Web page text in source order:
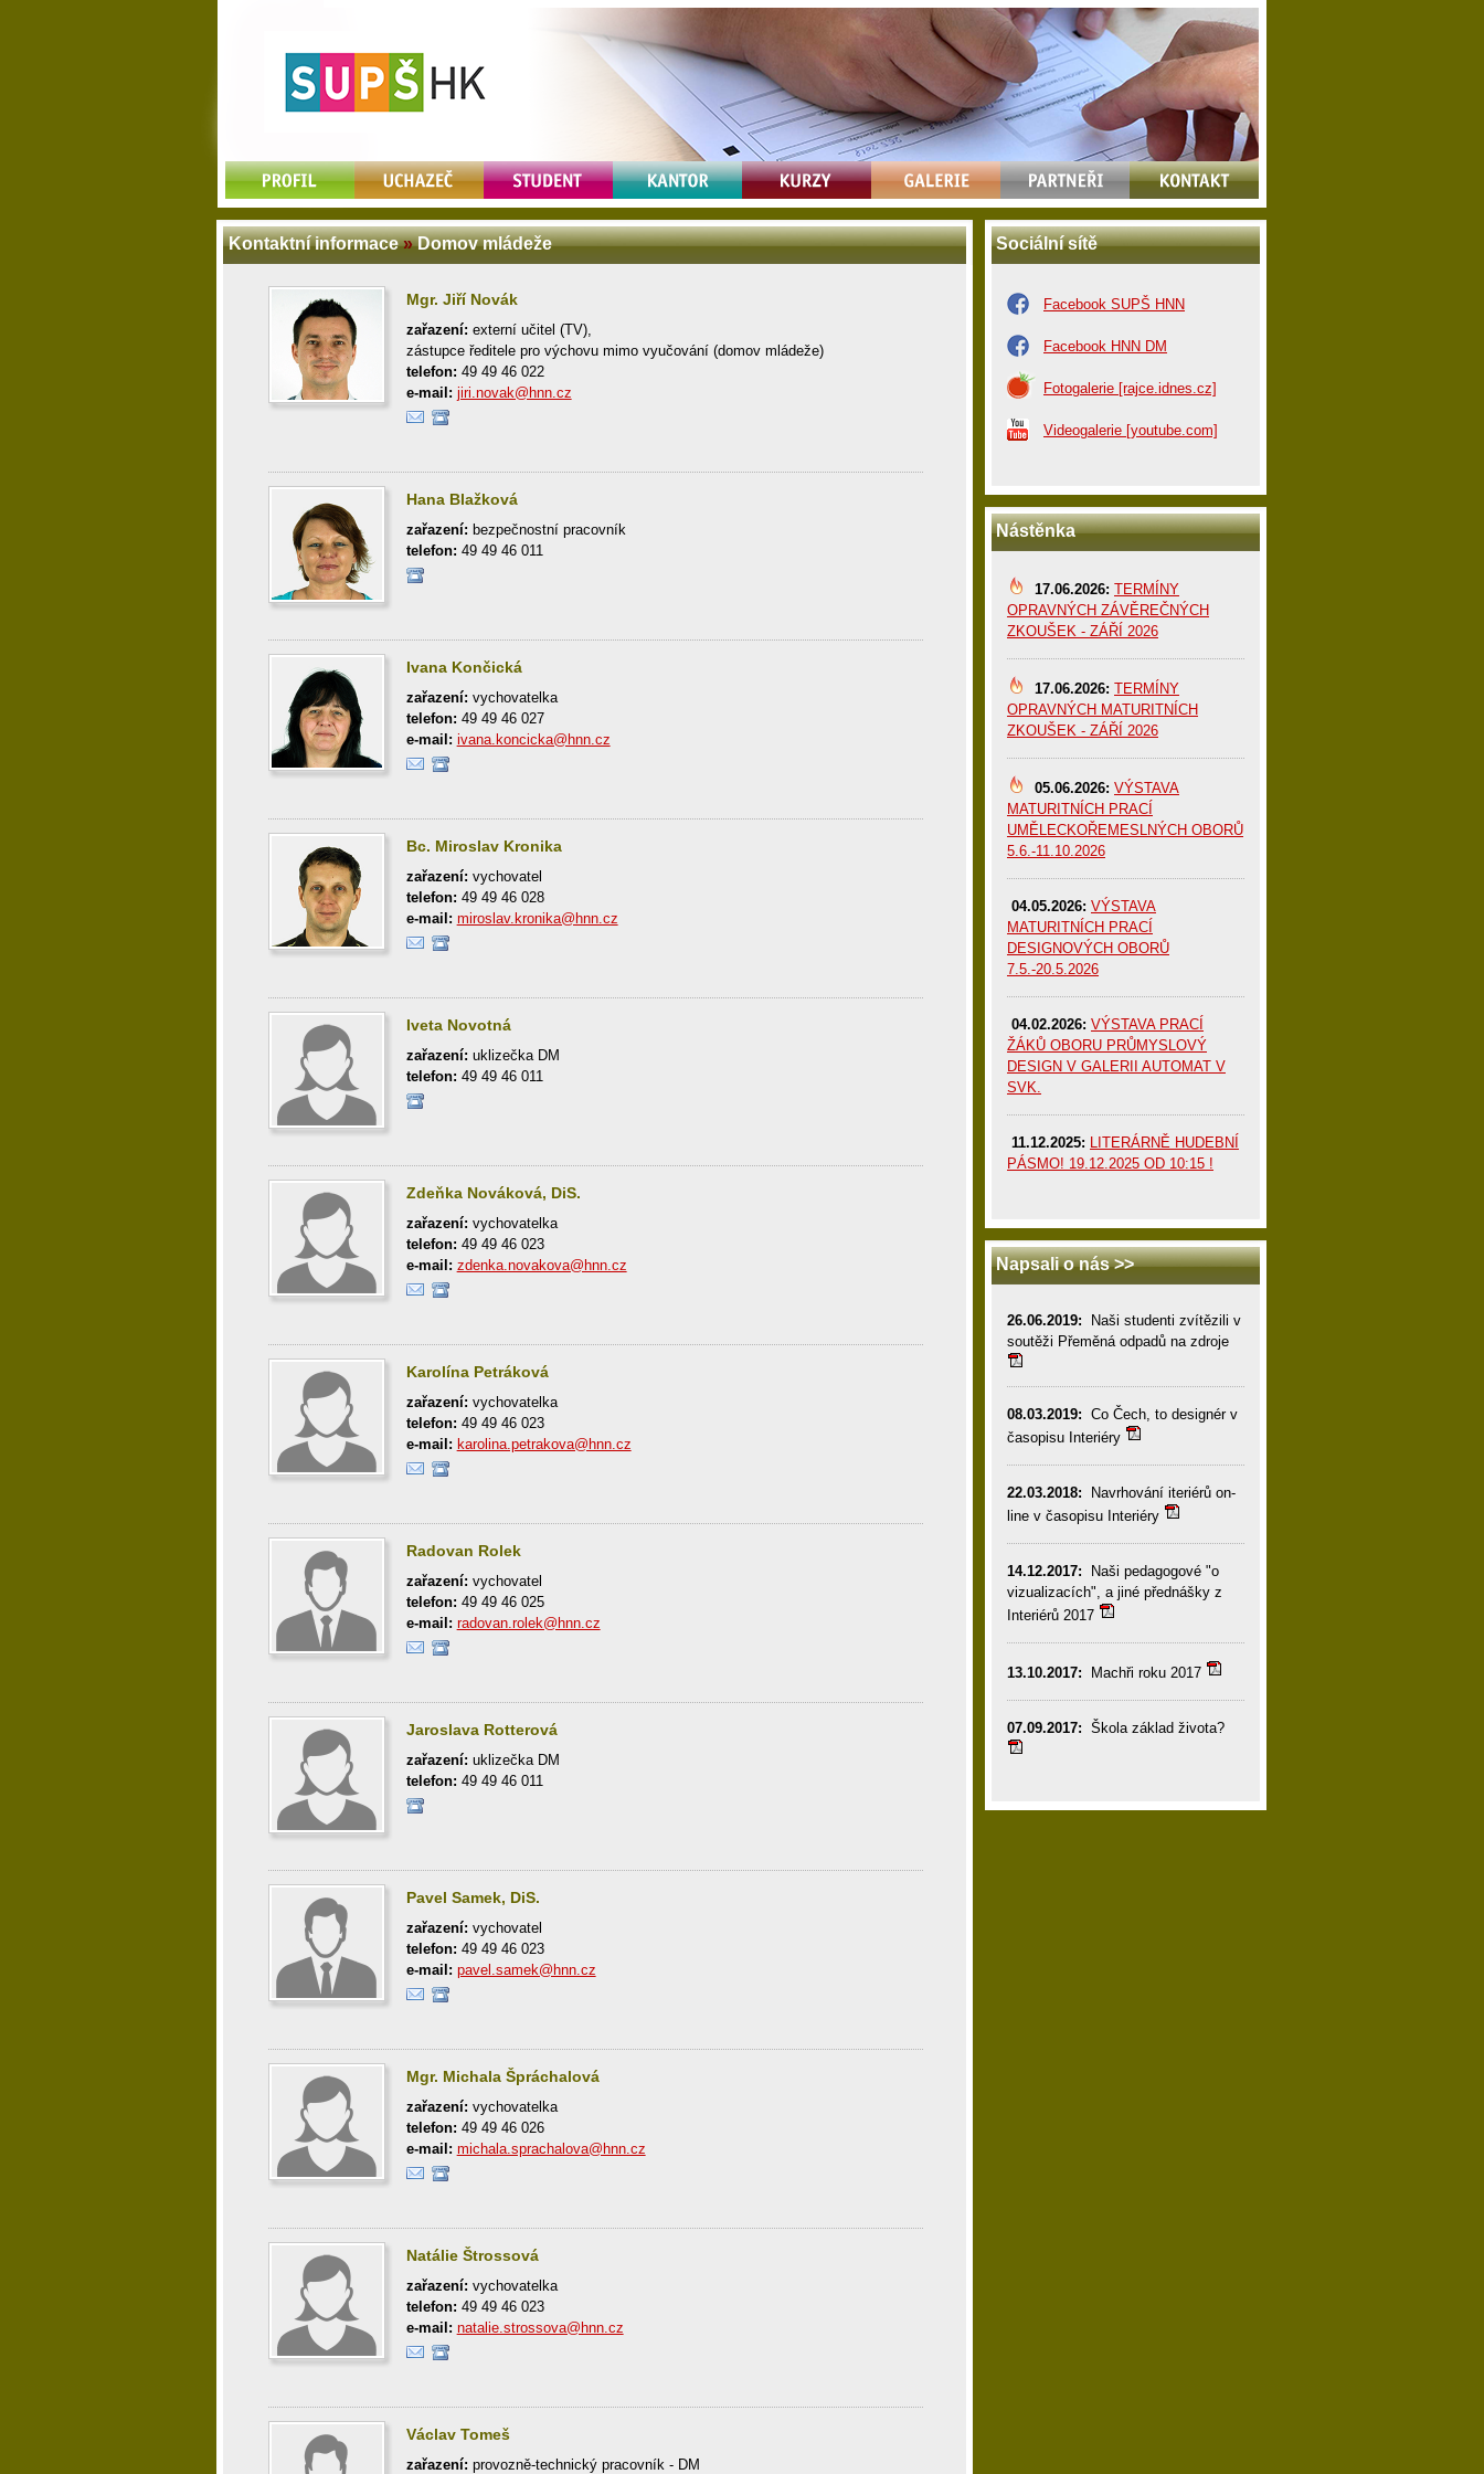
Kontaktní informace»Domov mládeže
Mgr. Jiří Novák
zařazení: externí učitel (TV),
zástupce ředitele pro výchovu mimo vyučování (domov mládeže)
telefon: 49 49 46 022
e-mail: jiri.novak@hnn.cz
Hana Blažková
zařazení: bezpečnostní pracovník
telefon: 49 49 46 011
Ivana Končická
zařazení: vychovatelka
telefon: 49 49 46 027
e-mail: ivana.koncicka@hnn.cz
Bc. Miroslav Kronika
zařazení: vychovatel
telefon: 49 49 46 028
e-mail: miroslav.kronika@hnn.cz
Iveta Novotná
zařazení: uklizečka DM
telefon: 49 49 46 011
Zdeňka Nováková, DiS.
zařazení: vychovatelka
telefon: 49 49 46 023
e-mail: zdenka.novakova@hnn.cz
Karolína Petráková
zařazení: vychovatelka
telefon: 49 49 46 023
e-mail: karolina.petrakova@hnn.cz
Radovan Rolek
zařazení: vychovatel
telefon: 49 49 46 025
e-mail: radovan.rolek@hnn.cz
Jaroslava Rotterová
zařazení: uklizečka DM
telefon: 49 49 46 011
Pavel Samek, DiS.
zařazení: vychovatel
telefon: 49 49 46 023
e-mail: pavel.samek@hnn.cz
Mgr. Michala Špráchalová
zařazení: vychovatelka
telefon: 49 49 46 026
e-mail: michala.sprachalova@hnn.cz
Natálie Štrossová
zařazení: vychovatelka
telefon: 49 49 46 023
e-mail: natalie.strossova@hnn.cz
Václav Tomeš
zařazení: provozně-technický pracovník - DM
Sociální sítě
Facebook SUPŠ HNN
Facebook HNN DM
Fotogalerie [rajce.idnes.cz]
Videogalerie [youtube.com]
Nástěnka
17.06.2026: TERMÍNY
OPRAVNÝCH ZÁVĚREČNÝCH
ZKOUŠEK - ZÁŘÍ 2026
17.06.2026: TERMÍNY
OPRAVNÝCH MATURITNÍCH
ZKOUŠEK - ZÁŘÍ 2026
05.06.2026: VÝSTAVA
MATURITNÍCH PRACÍ
UMĚLECKOŘEMESLNÝCH OBORŮ
5.6.-11.10.2026
04.05.2026: VÝSTAVA
MATURITNÍCH PRACÍ
DESIGNOVÝCH OBORŮ
7.5.-20.5.2026
04.02.2026: VÝSTAVA PRACÍ
ŽÁKŮ OBORU PRŮMYSLOVÝ
DESIGN V GALERII AUTOMAT V
SVK.
11.12.2025: LITERÁRNĚ HUDEBNÍ
PÁSMO! 19.12.2025 OD 10:15 !
Napsali o nás >>
26.06.2019:
Naši studenti zvítězili v
soutěži Přeměná odpadů na zdroje
08.03.2019: Co Čech, to designér v
časopisu Interiéry
22.03.2018:
Navrhování iteriérů on-
line v časopisu Interiéry
14.12.2017:
Naši pedagogové "o
vizualizacích", a jiné přednášky z
Interiérů 2017
13.10.2017: Machři roku 2017
07.09.2017: Škola základ života?